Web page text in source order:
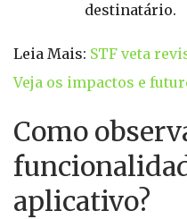
destinatário.
Leia Mais: STF veta
Veja os impactos e
Como
aplicativo?